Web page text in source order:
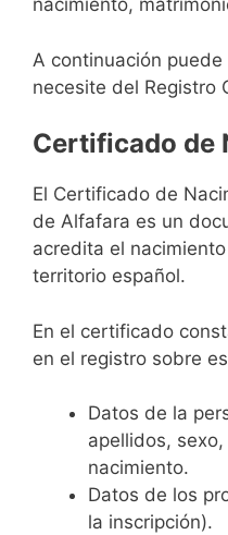
nacimiento,
A continuación
necesite del Registro
Certificado de
El Certificado de
de Alfafara es un
acredita el
territorio español.
En el certificado
en el registro sobre
Datos de la
apellidos,
nacimiento.
Datos de los
la inscripción).